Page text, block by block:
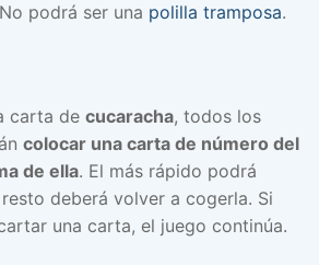
podrá ser una polilla tramposa.
carta de cucaracha, todos los
colocar una carta de número del
de ella. El más rápido podrá
deberá volver a cogerla. Si
una carta, el juego continúa.